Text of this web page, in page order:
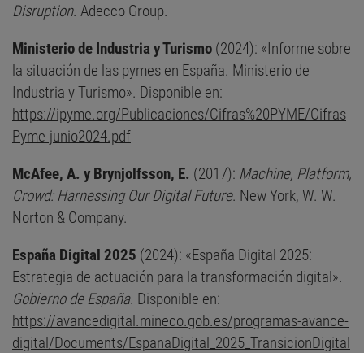
Disruption. Adecco Group.
Ministerio de Industria y Turismo (2024): «Informe sobre
la situación de las pymes en España. Ministerio de
Industria y Turismo». Disponible en:
https://ipyme.org/Publicaciones/Cifras%20PYME/Cifras
Pyme-junio2024.pdf
McAfee, A. y Brynjolfsson, E. (2017): Machine, Platform,
Crowd: Harnessing Our Digital Future. New York, W. W.
Norton & Company.
España Digital 2025 (2024): «España Digital 2025:
Estrategia de actuación para la transformación digital».
Gobierno de España. Disponible en:
https://avancedigital.mineco.gob.es/programas-avance-
digital/Documents/EspanaDigital_2025_TransicionDigital